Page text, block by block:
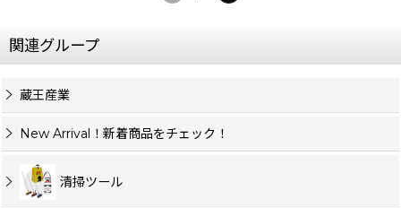
関連グループ
蔵王産業
New Arrival！新着商品をチェック！
清掃ツール